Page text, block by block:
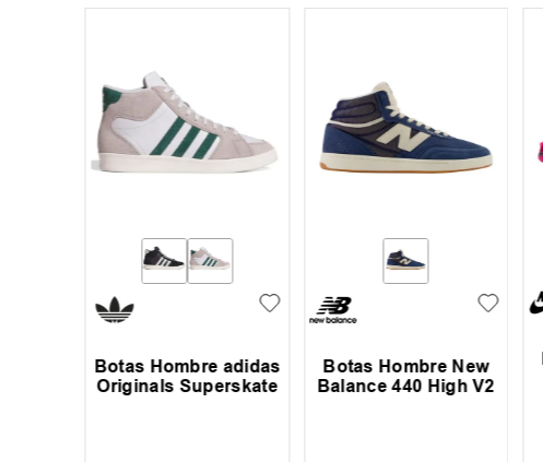
Botas Hombre adidas
Originals Superskate
Botas Hombre New
Balance 440 High V2